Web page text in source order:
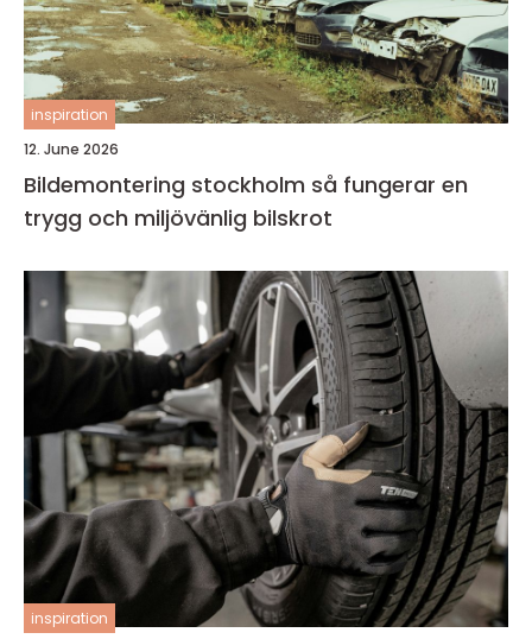
inspiration
12. June 2026
Bildemontering stockholm så fungerar en
trygg och miljövänlig bilskrot
inspiration